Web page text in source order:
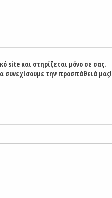
site και στηρίζεται μόνο σε σας.
συνεχίσουμε την προσπάθειά μας!